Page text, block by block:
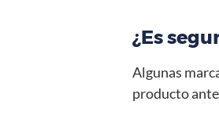
¿Es
Algunas
producto